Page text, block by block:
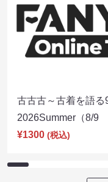
古古古～古着を語る
2026Summer（8/9
¥1300 (税込)